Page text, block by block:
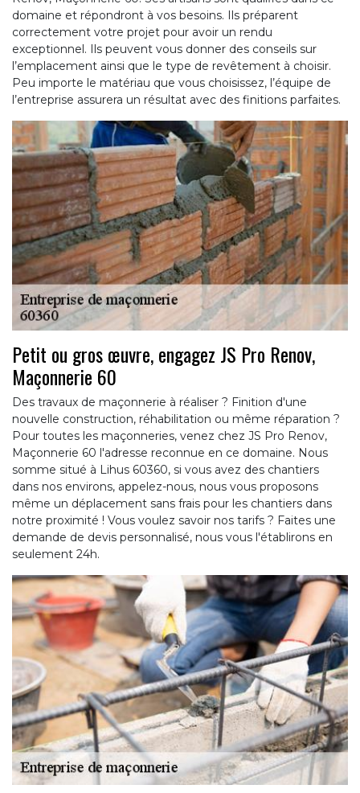
domaine et répondront à vos besoins. Ils préparent
correctement votre projet pour avoir un rendu
exceptionnel. Ils peuvent vous donner des conseils sur
l’emplacement ainsi que le type de revêtement à choisir.
Peu importe le matériau que vous choisissez, l’équipe de
l’entreprise assurera un résultat avec des finitions parfaites.
Petit ou gros œuvre, engagez JS Pro Renov,
Maçonnerie 60
Des travaux de maçonnerie à réaliser ? Finition d'une
nouvelle construction, réhabilitation ou même réparation ?
Pour toutes les maçonneries, venez chez JS Pro Renov,
Maçonnerie 60 l'adresse reconnue en ce domaine. Nous
somme situé à Lihus 60360, si vous avez des chantiers
dans nos environs, appelez-nous, nous vous proposons
même un déplacement sans frais pour les chantiers dans
notre proximité ! Vous voulez savoir nos tarifs ? Faites une
demande de devis personnalisé, nous vous l'établirons en
seulement 24h.